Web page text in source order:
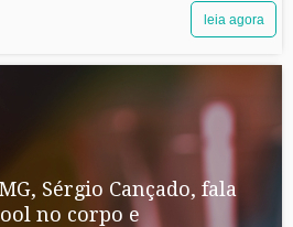
leia agora
Sérgio Cançado, fala
no corpo e